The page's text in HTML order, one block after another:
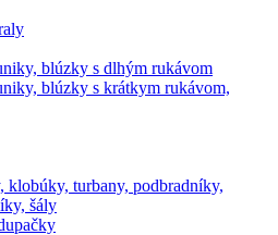
blúzky s dlhým rukávom
blúzky s krátkym rukávom,
klobúky, turbany, podbradníky,
šály